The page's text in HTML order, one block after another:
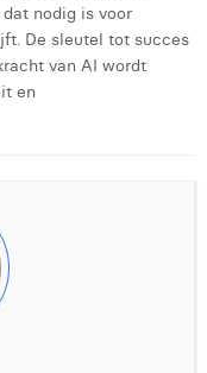
nodig is voor
De sleutel tot succes
van AI wordt
en